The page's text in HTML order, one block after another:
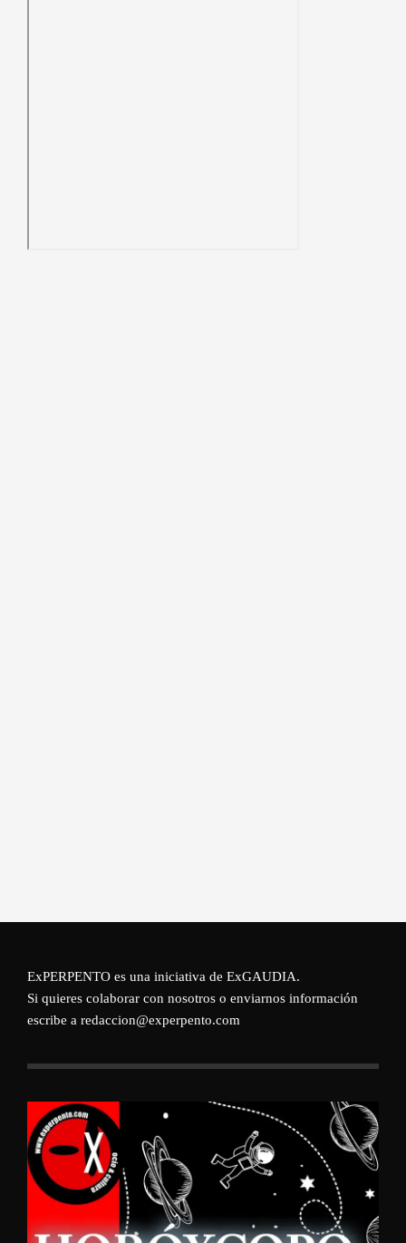
ExPERPENTO es una iniciativa de ExGAUDIA.
Si quieres colaborar con nosotros o enviarnos información
escribe a redaccion@experpento.com